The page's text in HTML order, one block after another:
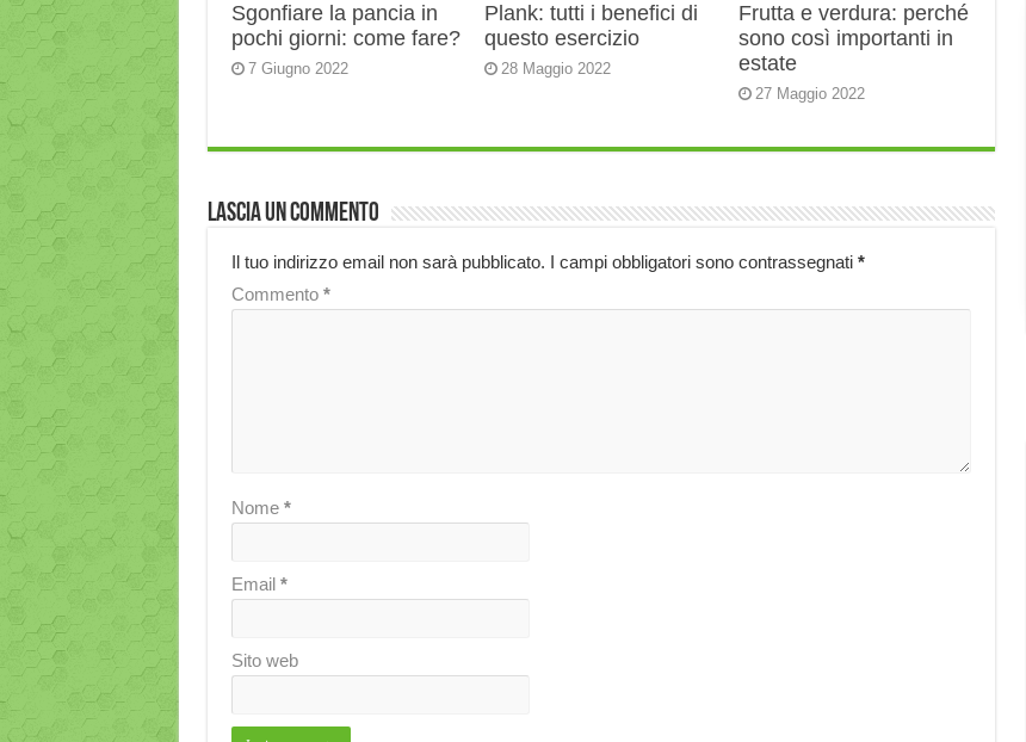
Sgonfiare la pancia in
pochi giorni: come fare?
7 Giugno 2022
Plank: tutti i benefici di
questo esercizio
28 Maggio 2022
Frutta e verdura: perché
sono così importanti in
estate
27 Maggio 2022
Lascia un commento
Il tuo indirizzo email non sarà pubblicato. I campi obbligatori sono contrassegnati *
Commento *
Nome *
Email *
Sito web